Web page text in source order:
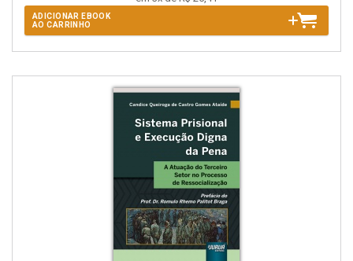
ADICIONAR EBOOK
AO CARRINHO